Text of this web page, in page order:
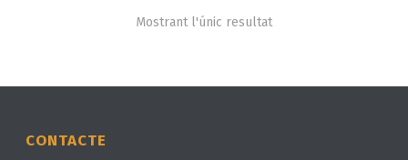
Mostrant l'únic resultat
CONTACTE